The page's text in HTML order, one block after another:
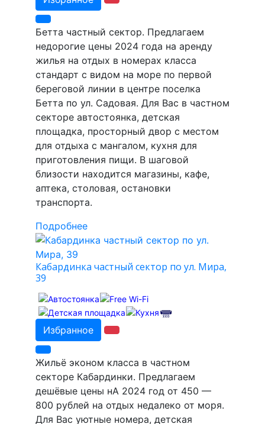
Бетта частный сектор. Предлагаем
недорогие цены 2024 года на аренду
жилья на отдых в номерах класса
стандарт с видом на море по первой
береговой линии в центре поселка
Бетта по ул. Садовая. Для Вас в частном
секторе автостоянка, детская
площадка, просторный двор с местом
для отдыха с мангалом, кухня для
приготовления пищи. В шаговой
близости находится магазины, кафе,
аптека, столовая, остановки
транспорта.
Подробнее
Кабардинка частный сектор по ул. Мира,
39
Избранное
Жильё эконом класса в частном
секторе Кабардинки. Предлагаем
дешёвые цены нА 2024 год от 450 —
800 рублей на отдых недалеко от моря.
Для Вас уютные номера, детская